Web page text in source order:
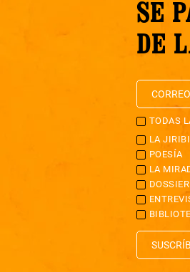
SÉ
DE
TODAS
LA
POESÍA
LA
DOSSIER